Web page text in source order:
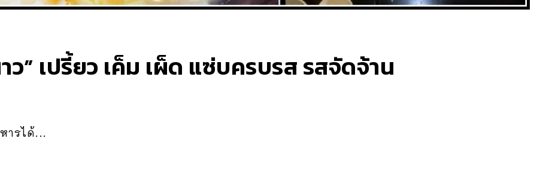
” เปรี้ยว เค็ม เผ็ด แซ่บครบรส รสจัดจ้าน
ารได้...